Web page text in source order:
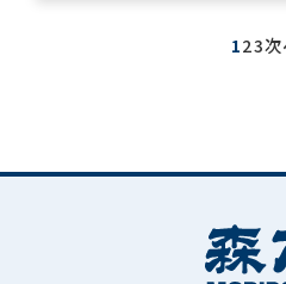
123次